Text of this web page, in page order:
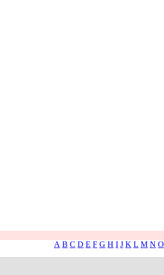
A B C D E F G H I J K L M N O